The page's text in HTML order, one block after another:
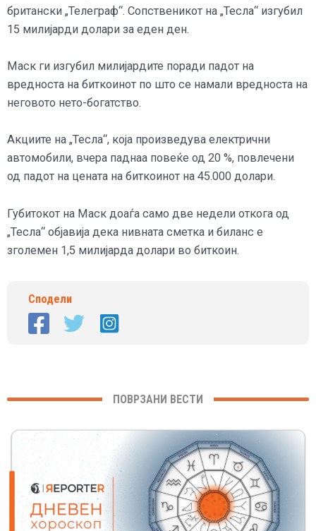
британски „Телеграф“. Сопственикот на „Тесла“ изгубил
15 милијарди долари за еден ден.
Маск ги изгубил милијардите поради падот на
вредноста на биткоинот по што се намали вредноста на
неговото нето-богатство.
Акциите на „Тесла“, која произведува електрични
автомобили, вчера паднаа повеќе од 20 %, повлечени
од падот на цената на биткоинот на 45.000 долари.
Губитокот на Маск доаѓа само две недели откога од
„Тесла“ објавија дека нивната сметка и биланс е
зголемен 1,5 милијарда долари во биткоин.
Сподели
ПОВРЗАНИ ВЕСТИ